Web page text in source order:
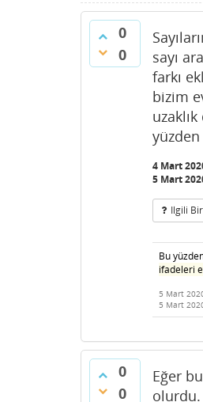
0
0
sayı
farkı
bizim
4 Mart
5 Mart
Ilgili
Bu
ifadeleri
5 Mart
5 Mart
0
0
Eğer
olurdu.